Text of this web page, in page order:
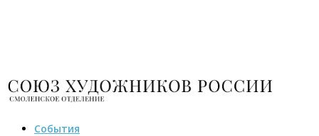
События